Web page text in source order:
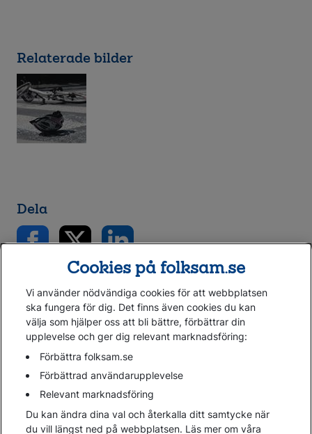
Relaterade bilder
Dela
Gå direkt till...
Folksam.se
Finansiell information
Cookies på folksam.se
Vi använder nödvändiga cookies för att webbplatsen
ska fungera för dig. Det finns även cookies du kan
välja som hjälper oss att bli bättre, förbättrar din
upplevelse och ger dig relevant marknadsföring:
Förbättra folksam.se
Förbättrad användarupplevelse
Relevant marknadsföring
Du kan ändra dina val och återkalla ditt samtycke när
du vill längst ned på webbplatsen. Läs mer om våra